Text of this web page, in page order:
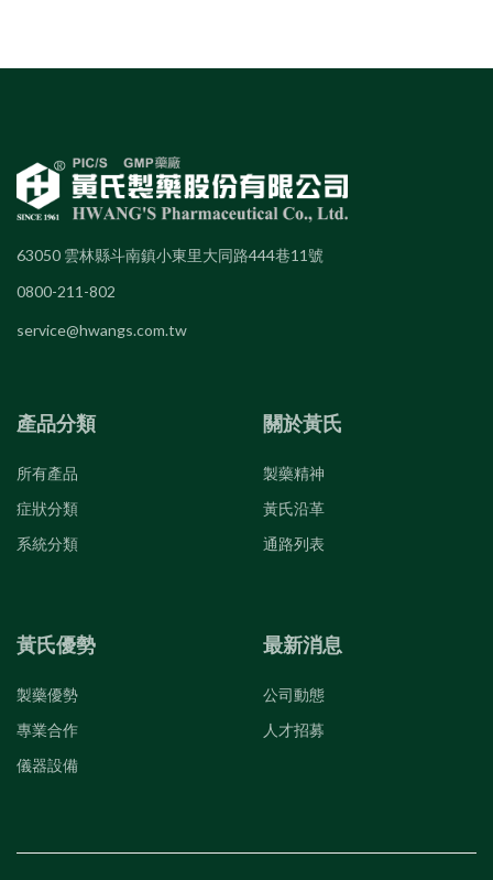
63050 雲林縣斗南鎮小東里大同路444巷11號
0800-211-802
service@hwangs.com.tw
產品分類
所有產品
症狀分類
系統分類
關於黃氏
製藥精神
黃氏沿革
通路列表
黃氏優勢
製藥優勢
專業合作
儀器設備
最新消息
公司動態
人才招募